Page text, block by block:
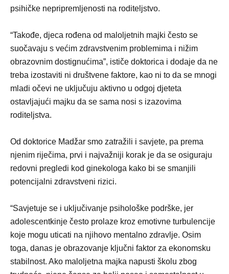
psihičke nepripremljenosti na roditeljstvo.
“Takođe, djeca rođena od maloljetnih majki često se
suočavaju s većim zdravstvenim problemima i nižim
obrazovnim dostignućima”, ističe doktorica i dodaje da ne
treba izostaviti ni društvene faktore, kao ni to da se mnogi
mladi očevi ne uključuju aktivno u odgoj djeteta
ostavljajući majku da se sama nosi s izazovima
roditeljstva.
Od doktorice Madžar smo zatražili i savjete, pa prema
njenim riječima, prvi i najvažniji korak je da se osiguraju
redovni pregledi kod ginekologa kako bi se smanjili
potencijalni zdravstveni rizici.
“Savjetuje se i uključivanje psihološke podrške, jer
adolescentkinje često prolaze kroz emotivne turbulencije
koje mogu uticati na njihovo mentalno zdravlje. Osim
toga, danas je obrazovanje ključni faktor za ekonomsku
stabilnost. Ako maloljetna majka napusti školu zbog